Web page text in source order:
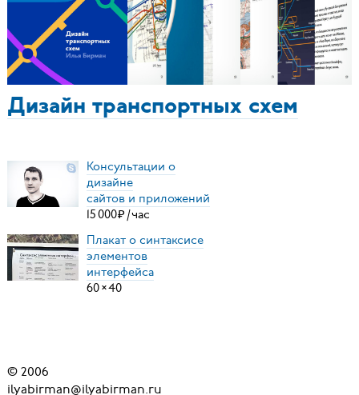
Дизайн транспортных схем
Консультации о
дизайне
сайтов и приложений
15000₽ /час
Плакат о синтаксисе
элементов
интерфейса
60×40
© 2006
ilyabirman@ilyabirman.ru